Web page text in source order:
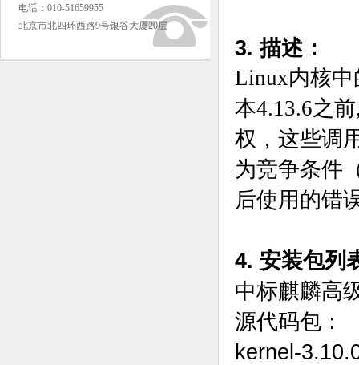
电话：010-51659955
北京市北四环西路9号银谷大厦20层
3. 描述：
Linux内核中
本4.13.6之
权，这些调
为竞争条件
后使用的错
4. 安装包列
中标麒麟高
源代码包：
kernel-